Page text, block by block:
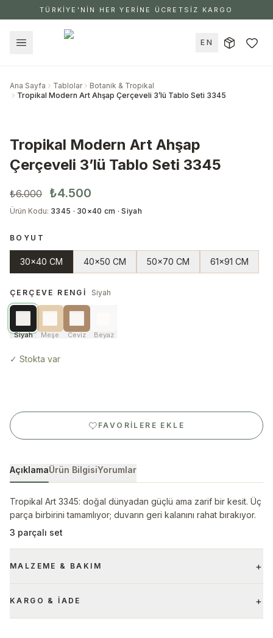
TÜRKİYE'NİN HER YERİNE ÜCRETSİZ KARGO
EN
Ana Sayfa Tablolar
Botanik & Tropikal
Tropikal Modern Art Ahşap Çerçeveli 3’lü Tablo Seti 3345
Tropikal Modern Art Ahşap
Çerçeveli 3’lü Tablo Seti 3345
₺6.000 ₺4.500
Ürün Kodu: 3345 · 30×40 cm · Siyah
BOYUT
30x40 CM 40x50 CM 50x70 CM 61x91 CM
ÇERÇEVE RENGI Siyah
Siyah Meşe Ceviz Beyaz
✓ Stokta var
FAVORILERE EKLE
AçıklamaÜrün BilgisiYorumlar
Tropikal Art 3345: doğal dünyadan güçlü ama zarif bir kesit. Üç
parça birbirini tamamlıyor; duvarın geri kalanını rahat bırakıyor.
3 parçalı set
MALZEME & BAKIM +
KARGO & İADE +